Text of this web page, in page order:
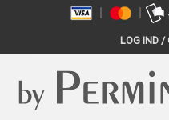
LOG IND /